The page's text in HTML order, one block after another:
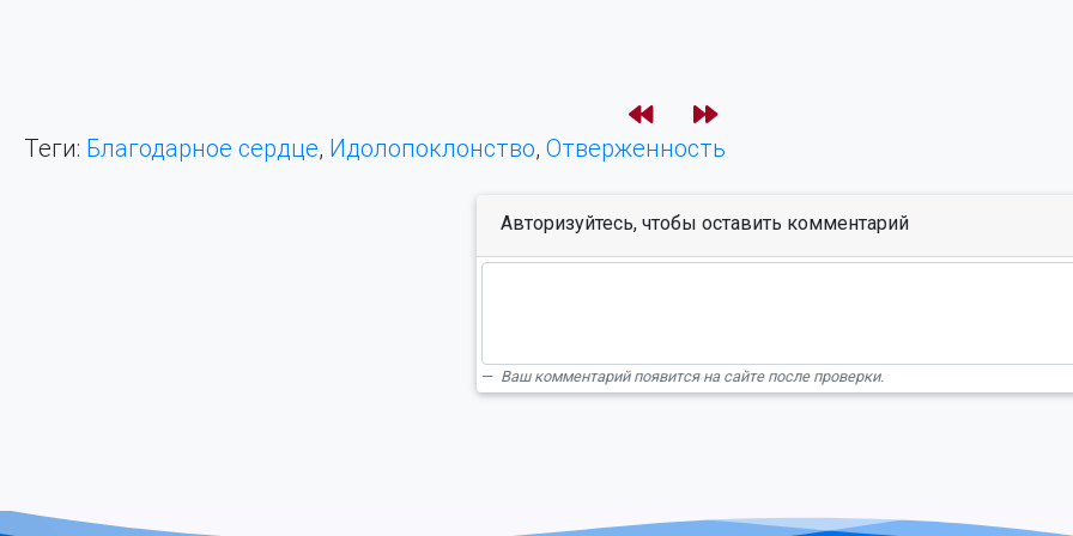
Теги: Благодарное сердце, Идолопоклонство, Отверженность
Авторизуйтесь, чтобы оставить комментарий
Ваш комментарий появится на сайте после проверки.